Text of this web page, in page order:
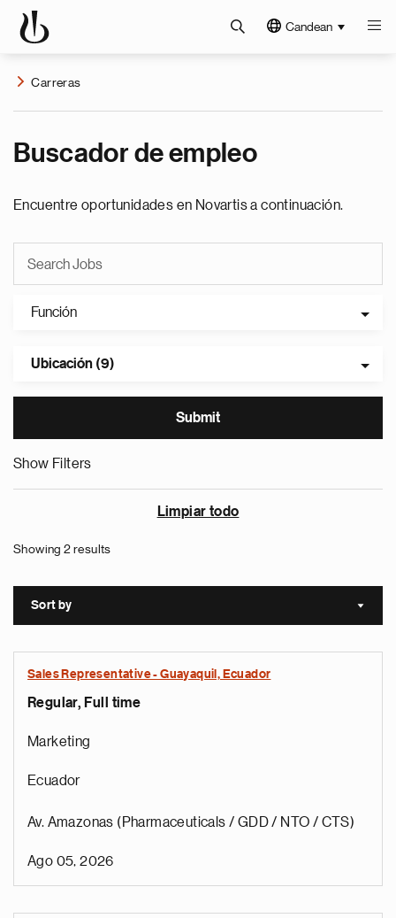
Candean
Carreras
Buscador de empleo
Encuentre oportunidades en Novartis a continuación.
Función
Ubicación (9)
Show Filters
Limpiar todo
Showing 2 results
Sort by Sort
Sales Representative - Guayaquil, Ecuador
Regular, Full time
Marketing
Ecuador
Av. Amazonas (Pharmaceuticals / GDD / NTO / CTS)
Ago 05, 2026